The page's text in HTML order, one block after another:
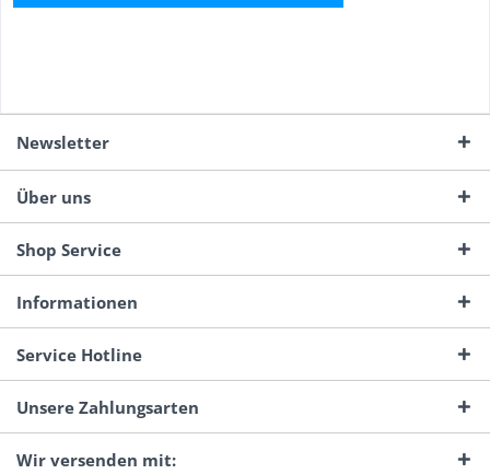
Newsletter
Über uns
Shop Service
Informationen
Service Hotline
Unsere Zahlungsarten
Wir versenden mit: